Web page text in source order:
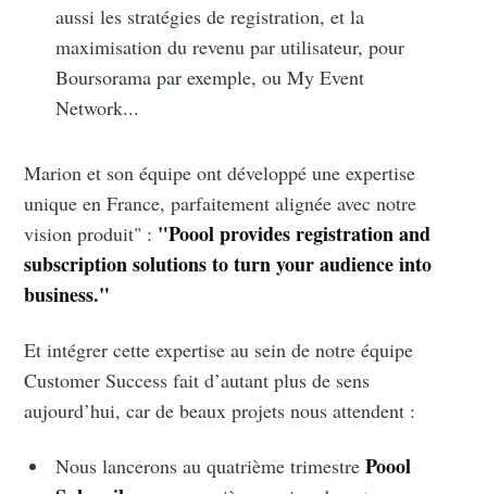
aussi les stratégies de registration, et la
maximisation du revenu par utilisateur, pour
Boursorama par exemple, ou My Event
Network...
Marion et son équipe ont développé une expertise
unique en France, parfaitement alignée avec notre
vision produit" : "Poool provides registration and
subscription solutions to turn your audience into
business."
Et intégrer cette expertise au sein de notre équipe
Customer Success fait d’autant plus de sens
aujourd’hui, car de beaux projets nous attendent :
Nous lancerons au quatrième trimestrePoool